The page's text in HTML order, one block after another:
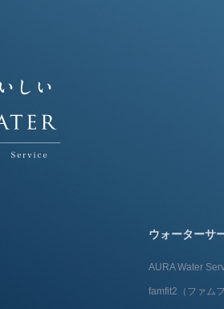
ウォーターサ
AURA Water
famfit2（ファム